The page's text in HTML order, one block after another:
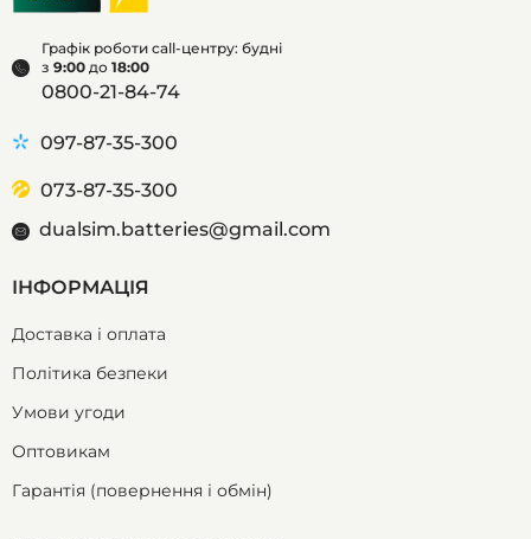
Графік роботи call-центру: будні
з 9:00 до 18:00
0800-21-84-74
097-87-35-300
073-87-35-300
dualsim.batteries@gmail.com
ІНФОРМАЦІЯ
Доставка і оплата
Політика безпеки
Умови угоди
Оптовикам
Гарантія (повернення і обмін)